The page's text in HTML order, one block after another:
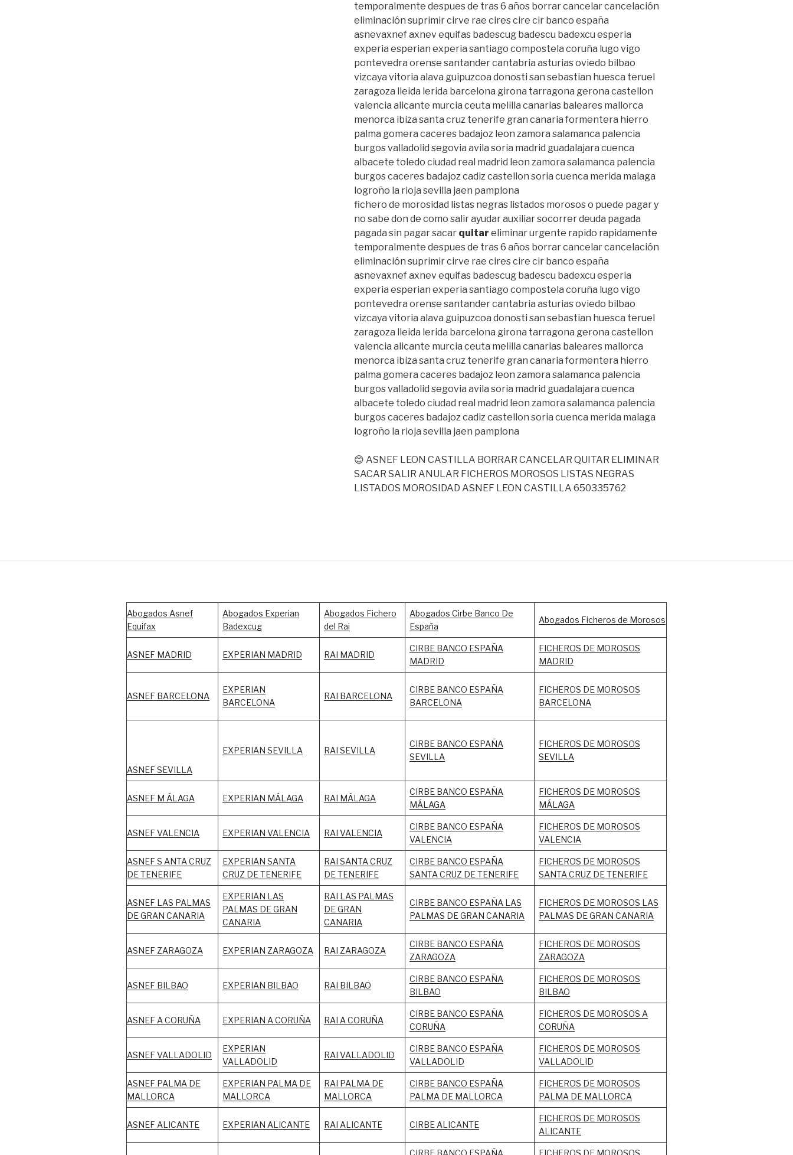
temporalmente despues de tras 6 años borrar cancelar cancelación
eliminación suprimir cirve rae cires cire cir banco españa
asnevaxnef axnev equifas badescug badescu badexcu esperia
experia esperian experia santiago compostela coruña lugo vigo
pontevedra orense santander cantabria asturias oviedo bilbao
vizcaya vitoria alava guipuzcoa donosti san sebastian huesca teruel
zaragoza lleida lerida barcelona girona tarragona gerona castellon
valencia alicante murcia ceuta melilla canarias baleares mallorca
menorca ibiza santa cruz tenerife gran canaria formentera hierro
palma gomera caceres badajoz leon zamora salamanca palencia
burgos valladolid segovia avila soria madrid guadalajara cuenca
albacete toledo ciudad real madrid leon zamora salamanca palencia
burgos caceres badajoz cadiz castellon soria cuenca merida malaga
logroño la rioja sevilla jaen pamplona
fichero de morosidad listas negras listados morosos o puede pagar y
no sabe don de como salir ayudar auxiliar socorrer deuda pagada
pagada sin pagar sacar quitar eliminar urgente rapido rapidamente
temporalmente despues de tras 6 años borrar cancelar cancelación
eliminación suprimir cirve rae cires cire cir banco españa
asnevaxnef axnev equifas badescug badescu badexcu esperia
experia esperian experia santiago compostela coruña lugo vigo
pontevedra orense santander cantabria asturias oviedo bilbao
vizcaya vitoria alava guipuzcoa donosti san sebastian huesca teruel
zaragoza lleida lerida barcelona girona tarragona gerona castellon
valencia alicante murcia ceuta melilla canarias baleares mallorca
menorca ibiza santa cruz tenerife gran canaria formentera hierro
palma gomera caceres badajoz leon zamora salamanca palencia
burgos valladolid segovia avila soria madrid guadalajara cuenca
albacete toledo ciudad real madrid leon zamora salamanca palencia
burgos caceres badajoz cadiz castellon soria cuenca merida malaga
logroño la rioja sevilla jaen pamplona
😊 ASNEF LEON CASTILLA BORRAR CANCELAR QUITAR ELIMINAR
SACAR SALIR ANULAR FICHEROS MOROSOS LISTAS NEGRAS
LISTADOS MOROSIDAD ASNEF LEON CASTILLA 650335762
Abogados Asnef
Equifax
Abogados Experian
Badexcug
Abogados Fichero
del Rai
Abogados Cirbe Banco De
España
Abogados Ficheros de Morosos
ASNEF MADRID EXPERIAN MADRID RAI MADRID
CIRBE BANCO ESPAÑA
MADRID
FICHEROS DE MOROSOS
MADRID
ASNEF BARCELONA
EXPERIAN
BARCELONA
RAI BARCELONA
CIRBE BANCO ESPAÑA
BARCELONA
FICHEROS DE MOROSOS
BARCELONA
ASNEF SEVILLA
EXPERIAN SEVILLA RAI SEVILLA
CIRBE BANCO ESPAÑA
SEVILLA
FICHEROS DE MOROSOS
SEVILLA
ASNEF M ÁLAGA EXPERIAN MÁLAGA RAI MÁLAGA
CIRBE BANCO ESPAÑA
MÁLAGA
FICHEROS DE MOROSOS
MÁLAGA
ASNEF VALENCIA EXPERIAN VALENCIA RAI VALENCIA
CIRBE BANCO ESPAÑA
VALENCIA
FICHEROS DE MOROSOS
VALENCIA
ASNEF S ANTA CRUZ
DE TENERIFE
EXPERIAN SANTA
CRUZ DE TENERIFE
RAI SANTA CRUZ
DE TENERIFE
CIRBE BANCO ESPAÑA
SANTA CRUZ DE TENERIFE
FICHEROS DE MOROSOS
SANTA CRUZ DE TENERIFE
ASNEF LAS PALMAS
DE GRAN CANARIA
EXPERIAN LAS
PALMAS DE GRAN
CANARIA
RAI LAS PALMAS
DE GRAN
CANARIA
CIRBE BANCO ESPAÑA LAS
PALMAS DE GRAN CANARIA
FICHEROS DE MOROSOS LAS
PALMAS DE GRAN CANARIA
ASNEF ZARAGOZA EXPERIAN ZARAGOZA RAI ZARAGOZA
CIRBE BANCO ESPAÑA
ZARAGOZA
FICHEROS DE MOROSOS
ZARAGOZA
ASNEF BILBAO EXPERIAN BILBAO RAI BILBAO
CIRBE BANCO ESPAÑA
BILBAO
FICHEROS DE MOROSOS
BILBAO
ASNEF A CORUÑA EXPERIAN A CORUÑA RAI A CORUÑA
CIRBE BANCO ESPAÑA
CORUÑA
FICHEROS DE MOROSOS A
CORUÑA
ASNEF VALLADOLID
EXPERIAN
VALLADOLID
RAI VALLADOLID
CIRBE BANCO ESPAÑA
VALLADOLID
FICHEROS DE MOROSOS
VALLADOLID
ASNEF PALMA DE
MALLORCA
EXPERIAN PALMA DE
MALLORCA
RAI PALMA DE
MALLORCA
CIRBE BANCO ESPAÑA
PALMA DE MALLORCA
FICHEROS DE MOROSOS
PALMA DE MALLORCA
ASNEF ALICANTE EXPERIAN ALICANTE RAI ALICANTE CIRBE ALICANTE
FICHEROS DE MOROSOS
ALICANTE
CIRBE BANCO ESPAÑA FICHEROS DE MOROSOS